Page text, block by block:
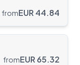
fromEUR 44.84
fromEUR 65.32